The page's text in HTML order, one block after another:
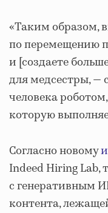
«Таким образом,
по перемещению
и [создаете
для медсестры, —
человека
которую
Согласно новому
Indeed Hiring Lab,
с генеративным
контента,